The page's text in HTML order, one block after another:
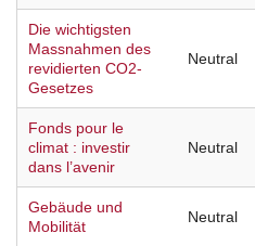
Die wichtigsten
Massnahmen des
revidierten CO2-
Gesetzes
Neutral
Fonds pour le
climat : investir
dans l’avenir
Neutral
Gebäude und
Mobilität
Neutral